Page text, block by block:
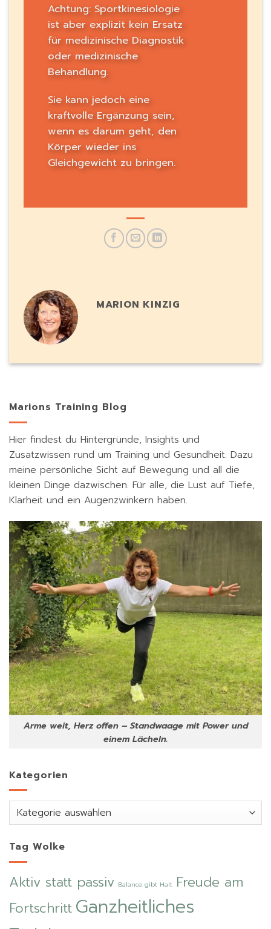
Achtung: Sportkinesiologie
ist aber explizit kein Ersatz
für medizinische Diagnostik
oder medizinische
Behandlung.
Sie kann jedoch eine
kraftvolle Ergänzung sein,
wenn es darum geht, den
Körper wieder ins
Gleichgewicht zu bringen.
MARION KINZIG
Marions Training Blog
Hier findest du Hintergründe, Insights und
Zusatzwissen rund um Training und Gesundheit. Dazu
meine persönliche Sicht auf Bewegung und all die
kleinen Dinge dazwischen. Für alle, die Lust auf Tiefe,
Klarheit und ein Augenzwinkern haben.
Arme weit, Herz offen – Standwaage mit Power und
einem Lächeln.
Kategorien
Kategorien
Tag Wolke
Aktiv statt passiv Balance gibt Halt Freude am
Fortschritt Ganzheitliches